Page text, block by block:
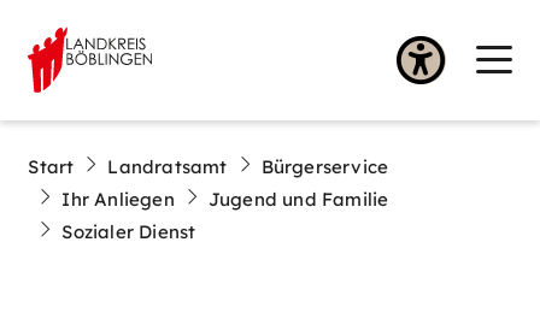
Start Landratsamt
Bürgerservice
Ihr Anliegen
Jugend und Familie
Sozialer Dienst